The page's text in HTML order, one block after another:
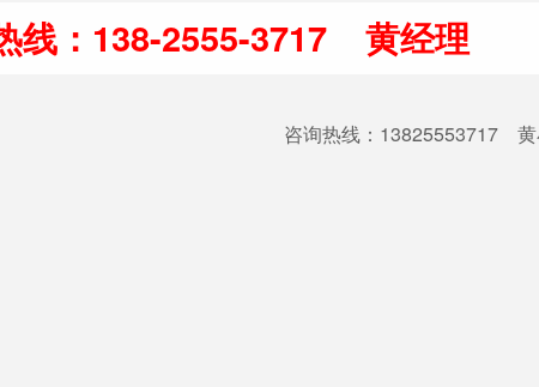
咨询热线：13825553717 黄小姐